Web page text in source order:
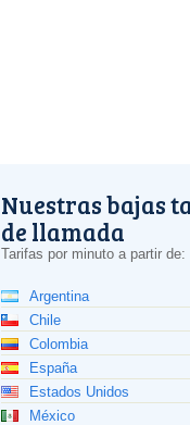
Nuestras bajas
de llamada
Tarifas por minuto a partir de:
Argentina
Chile
Colombia
España
Estados Unidos
México